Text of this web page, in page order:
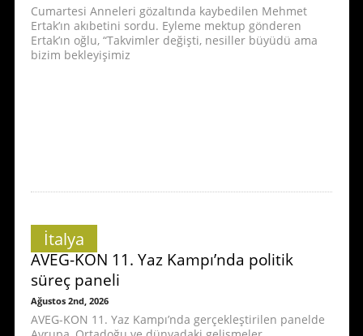
Cumartesi Anneleri gözaltında kaybedilen Mehmet
Ertak’ın akıbetini sordu. Eyleme mektup gönderen
Ertak’ın oğlu, “Takvimler değişti, nesiller büyüdü ama
bizim bekleyişimiz
İtalya
AVEG-KON 11. Yaz Kampı’nda politik
süreç paneli
Ağustos 2nd, 2026
AVEG-KON 11. Yaz Kampı’nda gerçekleştirilen panelde